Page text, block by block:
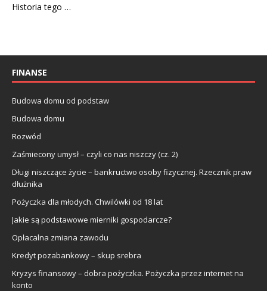
Historia tego …
FINANSE
Budowa domu od podstaw
Budowa domu
Rozwód
Zaśmiecony umysł – czyli co nas niszczy (cz. 2)
Długi niszczące życie – bankructwo osoby fizycznej. Rzecznik praw
dłużnika
Pożyczka dla młodych. Chwilówki od 18 lat
Jakie są podstawowe mierniki gospodarcze?
Opłacalna zmiana zawodu
Kredyt pozabankowy – skup srebra
Kryzys finansowy – dobra pożyczka. Pożyczka przez internet na
konto